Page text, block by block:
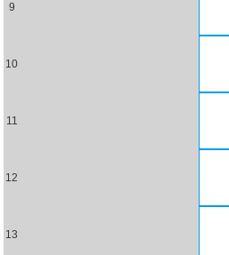
9
10
11
12
13